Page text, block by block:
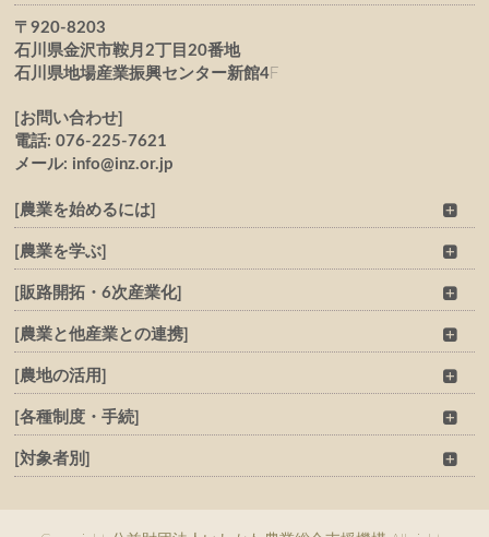
〒920-8203
石川県金沢市鞍月2丁目20番地
石川県地場産業振興センター新館4F
[お問い合わせ]
電話: 076-225-7621
メール: info@inz.or.jp
[農業を始めるには]
[農業を学ぶ]
[販路開拓・6次産業化]
[農業と他産業との連携]
[農地の活用]
[各種制度・手続]
[対象者別]